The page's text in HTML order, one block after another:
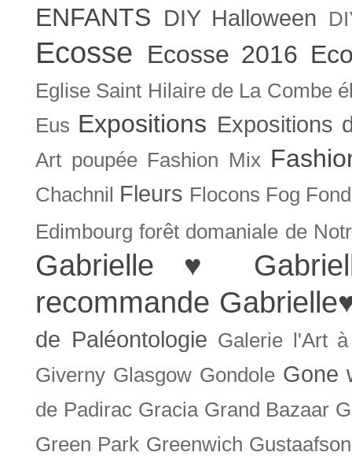
ENFANTS DIY Halloween
Ecosse Ecosse 2016
Eglise Saint Hilaire de La Combe
Eus Expositions Expositions
Art poupée Fashion Mix
Chachnil Fleurs Flocons Fog
Edimbourg forêt domaniale de
Gabrielle ♥
recommande
de Paléontologie Galerie l'Art
Giverny Glasgow Gondole Gone
de Padirac Gracia Grand Bazaar
Green Park Greenwich Gustaafson